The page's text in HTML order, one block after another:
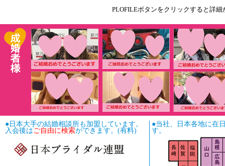
PLOFILEボタンをクリックする
●日本大手の結婚相談所も加盟しています。
入会後はご自由に検索ができます。(有料)
●当社、日本各地に在
す。